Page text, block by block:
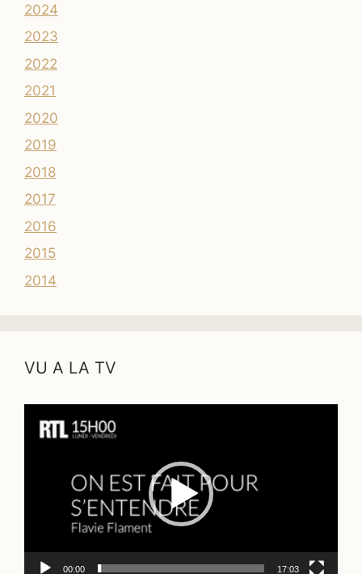
2024
2023
2022
2021
2020
2019
2018
2017
2016
2015
2014
VU A LA TV
vidéo
00:00 17:03